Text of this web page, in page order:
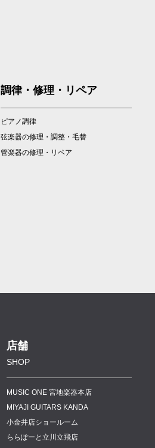
調律・修理・リペア
ピアノ調律
弦楽器の修理・調整・毛替
管楽器の修理・リペア
店舗
SHOP
MUSIC ONE 宮地楽器本店
MIYAJI GUITARS KANDA
小金井店ショールーム
ららぽーと立川立飛店